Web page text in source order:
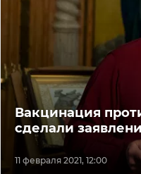
11 февраля 2021, 12:00
Вакцинация
сделали